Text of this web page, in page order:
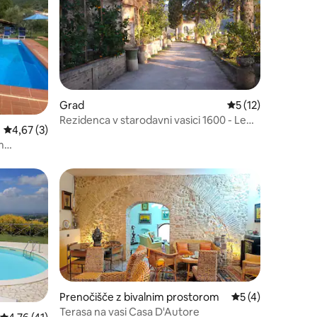
Povprečna ocena: 4,67 od 5, št. mnenj: 3
4,67 (3)
Grad Povprečna ocena:
5 (12)
Rezidenca v starodavni vasici 1600 - Le
Prenočišče z bivalnim prostorom Povprečna
5 (4)
Terasa na vasi Casa D'Autore